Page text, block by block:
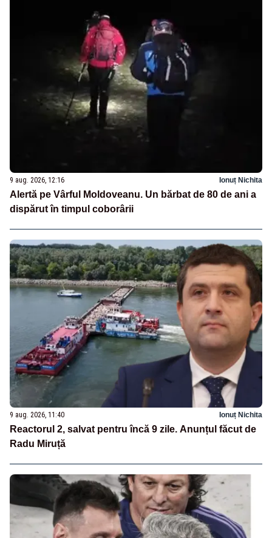
9 aug. 2026, 12:16 Ionuț Nichita
Alertă pe Vârful Moldoveanu. Un bărbat de 80 de ani a
dispărut în timpul coborârii
9 aug. 2026, 11:40 Ionuț Nichita
Reactorul 2, salvat pentru încă 9 zile. Anunțul făcut de
Radu Miruță